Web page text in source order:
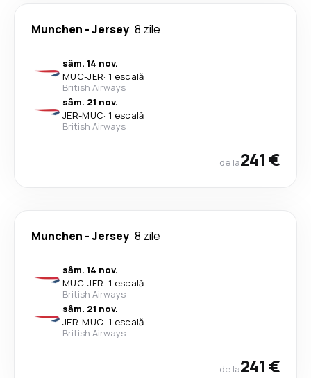
Munchen -Jersey 8 zile
sâm. 14 nov.
MUC-JER· 1 escală
British Airways
sâm. 21 nov.
JER-MUC· 1 escală
British Airways
de la241 €
Munchen -Jersey 8 zile
sâm. 14 nov.
MUC-JER· 1 escală
British Airways
sâm. 21 nov.
JER-MUC· 1 escală
British Airways
de la241 €